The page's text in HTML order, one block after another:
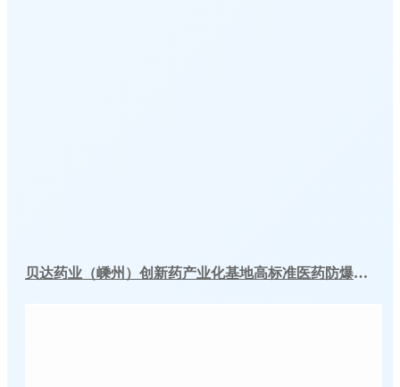
贝达药业（嵊州）创新药产业化基地高标准医药防爆冷库建造工程案例